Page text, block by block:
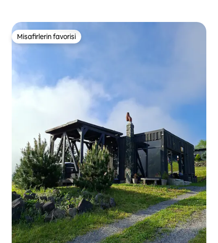
Misafirlerin favorisi
Misafirlerin favorisi